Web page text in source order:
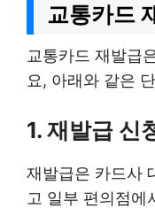
교통카드
교통카드 재발급
요, 아래와 같은
1. 재발급 신
재발급은 카드사
고 일부 편의점에